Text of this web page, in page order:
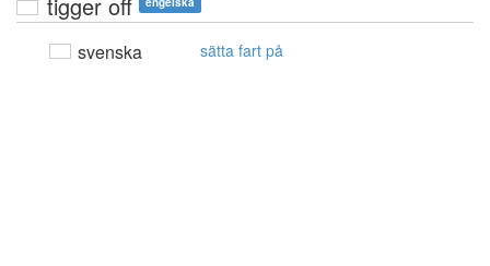
svenska sätta fart på